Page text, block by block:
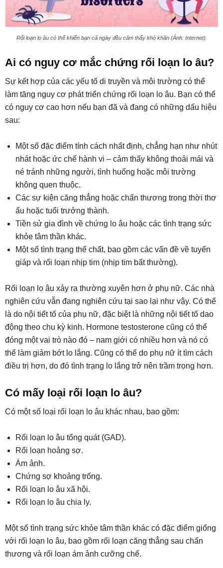
Rối loạn lo âu có thể khiến bạn cả ngày đều cảm thấy khó khăn (Ảnh: Internet).
Ai có nguy cơ mắc chứng rối loạn lo âu?
Sự kết hợp của các yếu tố di truyền và môi trường có thể
làm tăng nguy cơ phát triển chứng rối loạn lo âu. Bạn có thể
có nguy cơ cao hơn nếu bạn đã và đang có những dấu hiệu
sau:
Một số đặc điểm tính cách nhất định, chẳng hạn như nhút
nhát hoặc ức chế hành vi – cảm thấy không thoải mái và
né tránh những người, tình huống hoặc môi trường
không quen thuộc.
Các sự kiện căng thẳng hoặc chấn thương trong thời thơ
ấu hoặc tuổi trưởng thành.
Tiền sử gia đình về chứng lo âu hoặc các tình trạng sức
khỏe tâm thần khác.
Một số tình trạng thể chất, bao gồm các vấn đề về tuyến
giáp và rối loạn nhịp tim (nhịp tim bất thường).
Rối loạn lo âu xảy ra thường xuyên hơn ở phụ nữ. Các nhà
nghiên cứu vẫn đang nghiên cứu tại sao lại như vậy. Có thể
là do nội tiết tố của phụ nữ, đặc biệt là những nội tiết tố dao
động theo chu kỳ kinh. Hormone testosterone cũng có thể
đóng một vai trò nào đó – nam giới có nhiều hơn và nó có
thể làm giảm bớt lo lắng. Cũng có thể do phụ nữ ít tìm cách
điều trị hơn, do đó tình trạng lo lắng trở nên trầm trọng hơn.
Có mấy loại rối loạn lo âu?
Có một số loại rối loạn lo âu khác nhau, bao gồm:
Rối loạn lo âu tổng quát (GAD).
Rối loạn hoảng sợ.
Ám ảnh.
Chứng sợ khoảng trống.
Rối loạn lo âu xã hội.
Rối loạn lo âu chia ly.
Một số tình trạng sức khỏe tâm thần khác có đặc điểm giống
với rối loạn lo âu, bao gồm rối loạn căng thẳng sau chấn
thương và rối loạn ám ảnh cưỡng chế.